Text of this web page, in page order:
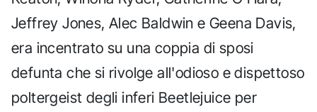
Jeffrey Jones, Alec Baldwin e Geena Davis,
era incentrato su una coppia di sposi
defunta che si rivolge all'odioso e dispettoso
poltergeist degli inferi Beetlejuice per